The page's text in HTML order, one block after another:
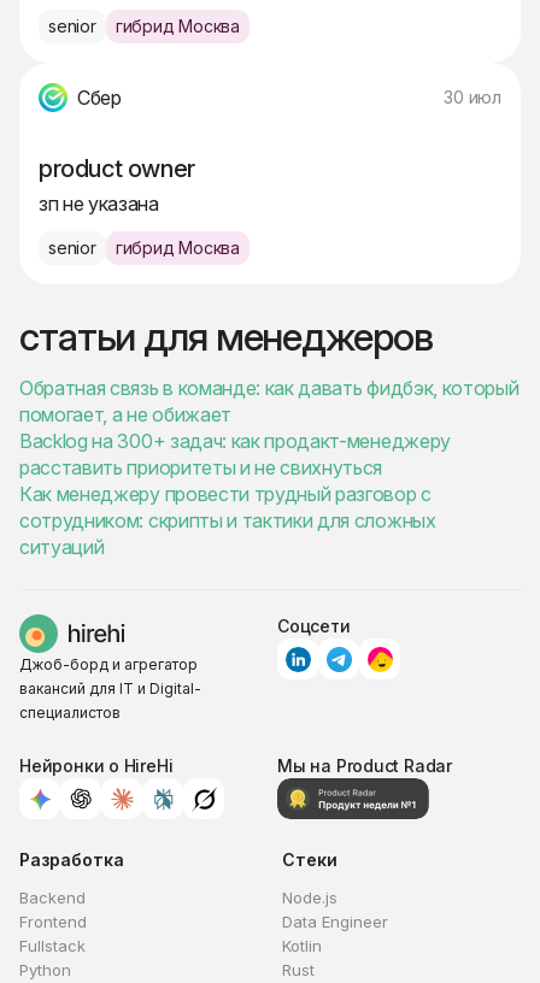
senior гибрид Москва
Сбер 30 июл
product owner
зп не указана
senior гибрид Москва
статьи для менеджеров
Обратная связь в команде: как давать фидбэк, который
помогает, а не обижает
Backlog на 300+ задач: как продакт-менеджеру
расставить приоритеты и не свихнуться
Как менеджеру провести трудный разговор с
сотрудником: скрипты и тактики для сложных
ситуаций
Джоб-борд и агрегатор
вакансий для IT и Digital-
специалистов
Соцсети
Нейронки о HireHi Мы на Product Radar
Разработка
Backend
Frontend
Fullstack
Python
Стеки
Node.js
Data Engineer
Kotlin
Rust